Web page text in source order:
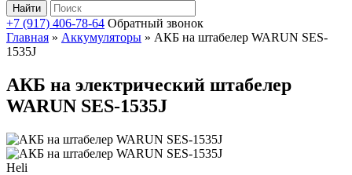
Найти
+7 (917) 406-78-64 Обратный звонок
Главная » Аккумуляторы » АКБ на штабелер WARUN SES-
1535J
АКБ на электрический штабелер
WARUN SES-1535J
Heli